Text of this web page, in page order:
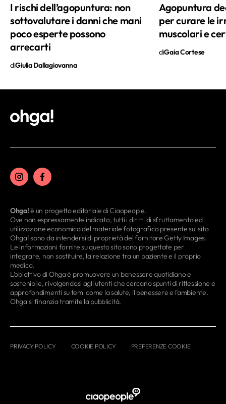
I rischi dell’agopuntura: non
sottovalutare i danni che mani
poco esperte possono
arrecarti
diGiulia Dallagiovanna
Agopuntura
per curare le
muscolari e
diGaia Cortese
Ohga!è un progetto editoriale di Ciaopeople.
Ove non espressamente indicato, tutti i diritti di sfruttamento ed
utilizzazione economica del materiale fotografico presente sul sito
Ohga! sono da intendersi di proprietà del fornitore Getty Images.
Le informazioni fornite su questo sito sono progettate per
integrare, non sostituire, la relazione tra un paziente e il proprio
medico.
L’obiettivo di Ohga è promuovere un benessere quotidiano e
sostenibile, rivolgendosi agli utenti che cercano spunti di riflessione e
approfondimenti su temi come la salute, il benessere e l’ambiente.
Ohga si finanzia tramite la pubblicità.
PRIVACY POLICY COOKIE POLICY PREFERENZE COOKIE